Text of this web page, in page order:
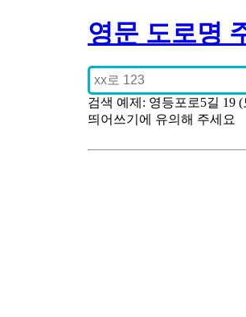
영문 도로명
검색 예제: 영등포로5길 19
띄어쓰기에 유의해 주세요